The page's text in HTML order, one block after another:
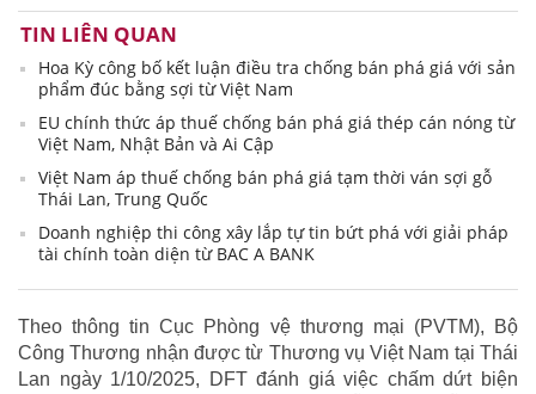
TIN LIÊN QUAN
Hoa Kỳ công bố kết luận điều tra chống bán phá giá với sản
phẩm đúc bằng sợi từ Việt Nam
EU chính thức áp thuế chống bán phá giá thép cán nóng từ
Việt Nam, Nhật Bản và Ai Cập
Việt Nam áp thuế chống bán phá giá tạm thời ván sợi gỗ
Thái Lan, Trung Quốc
Doanh nghiệp thi công xây lắp tự tin bứt phá với giải pháp
tài chính toàn diện từ BAC A BANK
Theo thông tin Cục Phòng vệ thương mại (PVTM), Bộ
Công Thương nhận được từ Thương vụ Việt Nam tại Thái
Lan ngày 1/10/2025, DFT đánh giá việc chấm dứt biện